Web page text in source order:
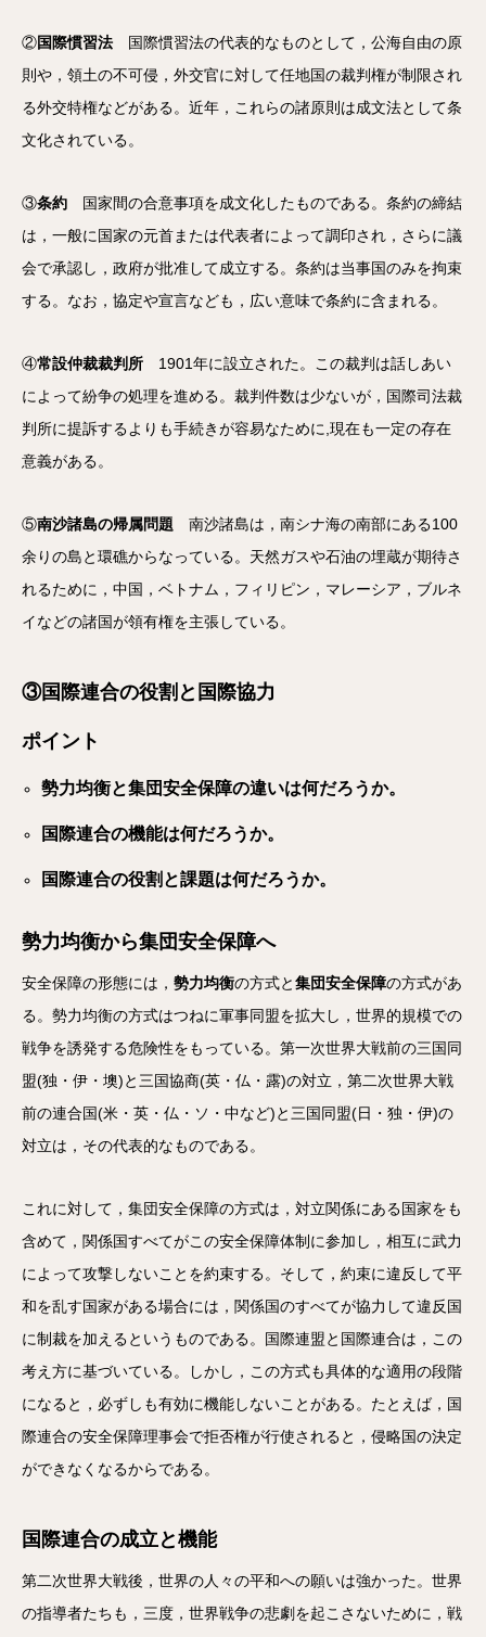
②国際慣習法 国際慣習法の代表的なものとして，公海自由の原
則や，領土の不可侵，外交官に対して任地国の裁判権が制限され
る外交特権などがある。近年，これらの諸原則は成文法として条
文化されている。
③条約 国家間の合意事項を成文化したものである。条約の締結
は，一般に国家の元首または代表者によって調印され，さらに議
会で承認し，政府が批准して成立する。条約は当事国のみを拘束
する。なお，協定や宣言なども，広い意味で条約に含まれる。
④常設仲裁裁判所 1901年に設立された。この裁判は話しあい
によって紛争の処理を進める。裁判件数は少ないが，国際司法裁
判所に提訴するよりも手続きが容易なために,現在も一定の存在
意義がある。
⑤南沙諸島の帰属問題 南沙諸島は，南シナ海の南部にある100
余りの島と環礁からなっている。天然ガスや石油の埋蔵が期待さ
れるために，中国，ベトナム，フィリピン，マレーシア，ブルネ
イなどの諸国が領有権を主張している。
③国際連合の役割と国際協力
ポイント
勢力均衡と集団安全保障の違いは何だろうか。
国際連合の機能は何だろうか。
国際連合の役割と課題は何だろうか。
勢力均衡から集団安全保障へ
安全保障の形態には， 勢力均衡の方式と集団安全保障の方式があ
る。勢力均衡の方式はつねに軍事同盟を拡大し，世界的規模での
戦争を誘発する危険性をもっている。第一次世界大戦前の三国同
盟(独・伊・墺)と三国協商(英・仏・露)の対立，第二次世界大戦
前の連合国(米・英・仏・ソ・中など)と三国同盟(日・独・伊)の
対立は，その代表的なものである。
これに対して，集団安全保障の方式は，対立関係にある国家をも
含めて，関係国すべてがこの安全保障体制に参加し，相互に武力
によって攻撃しないことを約束する。そして，約束に違反して平
和を乱す国家がある場合には，関係国のすべてが協力して違反国
に制裁を加えるというものである。国際連盟と国際連合は，この
考え方に基づいている。しかし，この方式も具体的な適用の段階
になると，必ずしも有効に機能しないことがある。たとえば，国
際連合の安全保障理事会で拒否権が行使されると，侵略国の決定
ができなくなるからである。
国際連合の成立と機能
第二次世界大戦後，世界の人々の平和への願いは強かった。世界
の指導者たちも，三度，世界戦争の悲劇を起こさないために，戦